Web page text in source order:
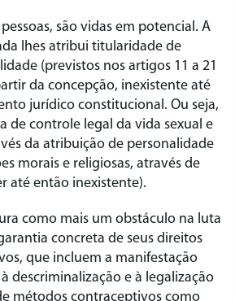
são vidas em potencial. A
lhes atribui titularidade de
(previstos nos artigos 11 a 21
da concepção, inexistente até
jurídico constitucional. Ou seja,
de controle legal da vida sexual e
da atribuição de personalidade
morais e religiosas, através de
até então inexistente).
como mais um obstáculo na luta
concreta de seus direitos
que incluem a manifestação
descriminalização e à legalização
métodos contraceptivos como